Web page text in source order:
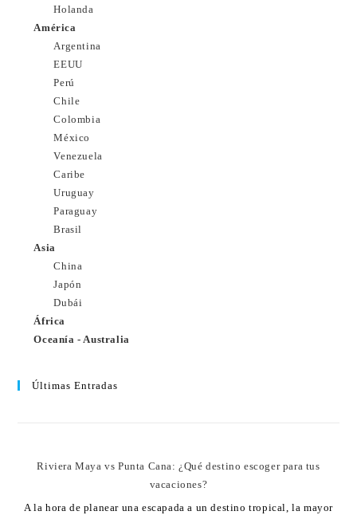
Holanda
América
Argentina
EEUU
Perú
Chile
Colombia
México
Venezuela
Caribe
Uruguay
Paraguay
Brasil
Asia
China
Japón
Dubái
África
Oceanía - Australia
Últimas Entradas
Riviera Maya vs Punta Cana: ¿Qué destino escoger para tus
vacaciones?
A la hora de planear una escapada a un destino tropical, la mayor